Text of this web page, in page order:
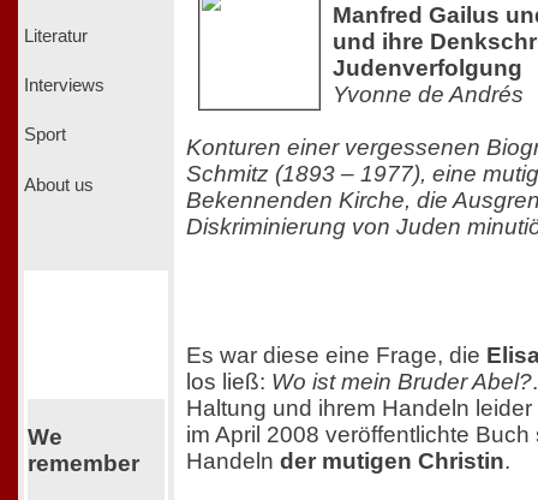
Literatur
Interviews
Sport
About us
We
remember
Manfred Gailus
und ihre
Judenverfolgung
Yvonne de Andrés
Konturen einer vergessenen
Schmitz (1893 – 1977), eine
Bekennenden Kirche, die
Diskriminierung von Juden
Es war diese eine Frage, die
los ließ: Wo ist mein Bruder Abel?
Haltung und ihrem Handeln
im April 2008 veröffentlichte Buch
Handeln der mutigen Christin.